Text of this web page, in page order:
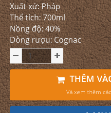
Xuất xứ: Pháp
Thể tích: 700ml
Nồng độ: 40%
Dòng rượu: Cognac
THÊM
Và xem thêm